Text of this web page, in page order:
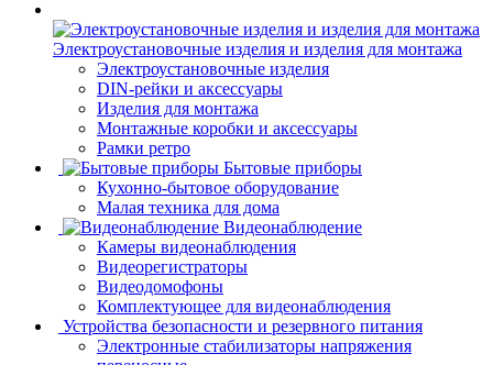
Электроустановочные изделия и изделия для монтажа
Электроустановочные изделия
DIN-рейки и аксессуары
Изделия для монтажа
Монтажные коробки и аксессуары
Рамки ретро
Бытовые приборы
Кухонно-бытовое оборудование
Малая техника для дома
Видеонаблюдение
Камеры видеонаблюдения
Видеорегистраторы
Видеодомофоны
Комплектующее для видеонаблюдения
Устройства безопасности и резервного питания
Электронные стабилизаторы напряжения